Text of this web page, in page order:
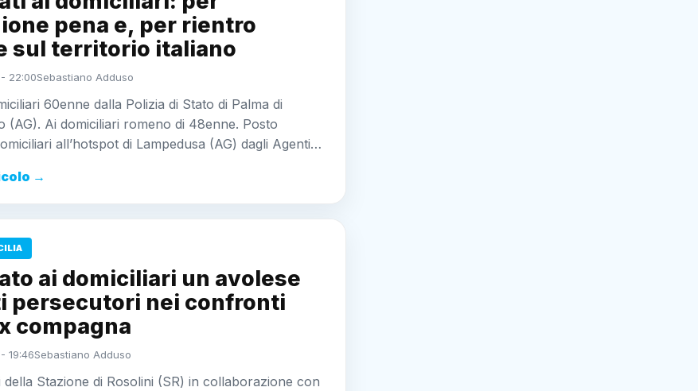
pena e, per rientro
sul territorio italiano
22:00Sebastiano Adduso
60enne dalla Polizia di Stato di Palma di
(AG). Ai domiciliari romeno di 48enne. Posto
all’hotspot di Lampedusa (AG) dagli Agenti…
→
ai domiciliari un avolese
persecutori nei confronti
compagna
19:46Sebastiano Adduso
della Stazione di Rosolini (SR) in collaborazione con